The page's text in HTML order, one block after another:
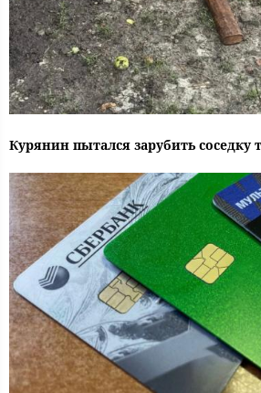
Курянин пытался зарубить соседку